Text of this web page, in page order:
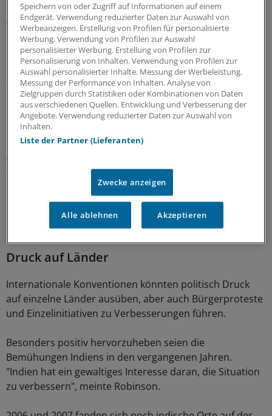
Das Gift gelange in die Atmosphäre: So könnte dann
verseuchtes Sushi auch bei uns auf dem Teller landen,
sagte Caravanos.
Schädliche Chemikalien, die einfach in die Umgebung
fließen, stellten in Gerbereien in Bangladesch die größte
Herausforderung dar.
In Hazaribagh seien rund 185.000 Bewohner akut
bedroht. Besonders gefährdet sind den Angaben zufolge
Arbeiter, die praktisch ohne Schutz Chrom ausgesetzt
"Letztendlich ist global ein enormer Geldbetrag nötig,
aber auch mit kleinen Einsätzen kann eine Veränderung
erzielt werden", sagte Robinson.
Druck auf Länder
Internationale Konventionen könnten politisch Druck
auf einzelne Länder ausüben, aber auch Bürgerproteste
und Einzelinitiativen zu Verbesserungen führen.
Besonders positiv hervorzuheben seien die
Bemühungen Indiens in den vergangenen Jahren.
"Indien hat ein gewaltiges Interesse daran, die Situation
zu verbessern", meinte Robinson.
Speichern von oder Zugriff auf Informationen auf einem
Endgerät. Verwendung reduzierter Daten zur Auswahl von
Werbeanzeigen. Erstellung von Profilen für personalisierte
Werbung. Verwendung von Profilen zur Auswahl
personalisierter Werbung. Erstellung von Profilen zur
Personalisierung von Inhalten. Verwendung von Profilen zur
Auswahl personalisierter Inhalte. Messung der Werbeleistung.
Messung der Performance von Inhalten. Analyse von
Zielgruppen durch Statistiken oder Kombinationen von Daten
aus verschiedenen Quellen. Entwicklung und Verbesserung der
Angebote. Verwendung reduzierter Daten zur Auswahl von
Inhalten.
Liste der Partner (Lieferanten)
Zwecke anzeigen
Alle ablehnen Akzeptieren